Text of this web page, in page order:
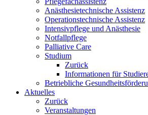
Anästhesietechnische Assistenz
Operationstechnische Assistenz
Intensivpflege und Anästhesie
Notfallpflege
Palliative Care
Studium
Zurück
Informationen für
Betriebliche
Aktuelles
Zurück
Veranstaltungen